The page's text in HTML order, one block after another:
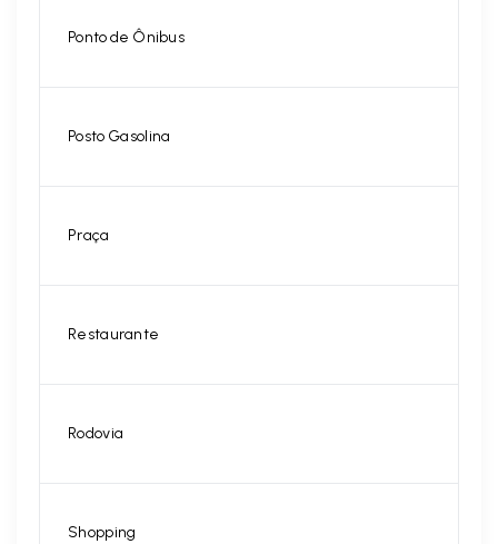
Ponto de Ônibus
Posto Gasolina
Praça
Restaurante
Rodovia
Shopping